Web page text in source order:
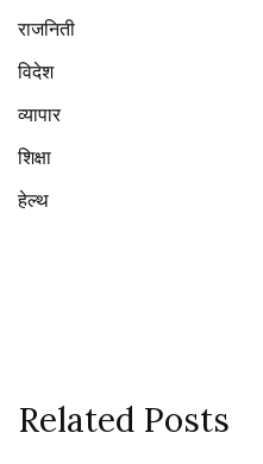
राजनिती
विदेश
व्यापार
शिक्षा
हेल्थ
Related Posts